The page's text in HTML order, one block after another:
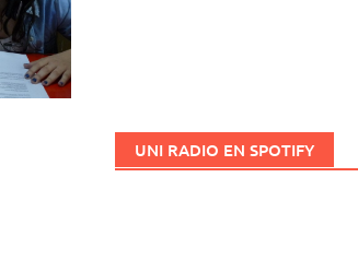
UNI RADIO EN SPOTIFY